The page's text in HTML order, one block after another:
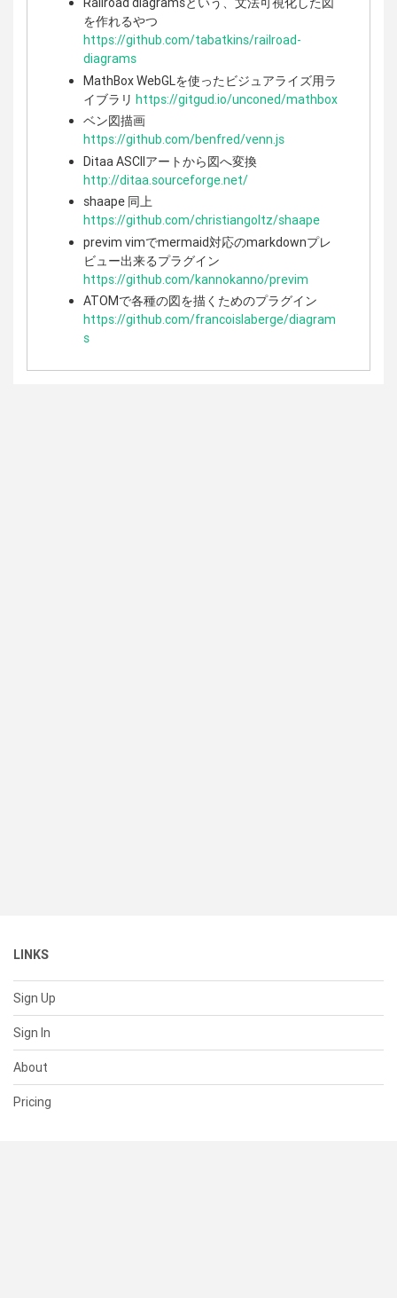
を作れるやつ
https://github.com/tabatkins/railroad-
diagrams
MathBox WebGLを使ったビジュアライズ用ラ
イブラリ https://gitgud.io/unconed/mathbox
ベン図描画
https://github.com/benfred/venn.js
Ditaa ASCIIアートから図へ変換
http://ditaa.sourceforge.net/
shaape 同上
https://github.com/christiangoltz/shaape
previm vimでmermaid対応のmarkdownプレ
ビュー出来るプラグイン
https://github.com/kannokanno/previm
ATOMで各種の図を描くためのプラグイン
https://github.com/francoislaberge/diagram
s
LINKS
Sign Up
Sign In
About
Pricing